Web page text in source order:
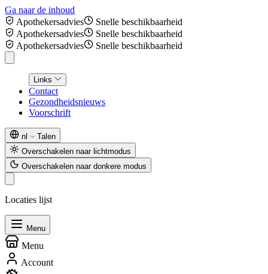
Ga naar de inhoud
Apothekersadvies
Snelle beschikbaarheid
Apothekersadvies
Snelle beschikbaarheid
Apothekersadvies
Snelle beschikbaarheid
Links
Contact
Gezondheidsnieuws
Voorschrift
nl
Talen
Overschakelen naar lichtmodus
Overschakelen naar donkere modus
Locaties lijst
Menu
Menu
Account